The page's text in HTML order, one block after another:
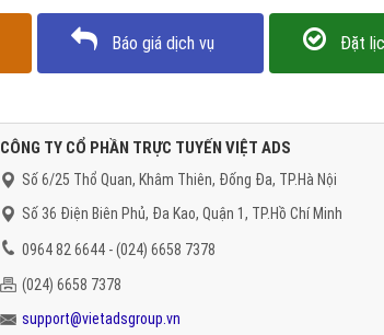
Báo giá dịch vụ Đặt
CÔNG TY CỔ PHẦN TRỰC TUYẾN VIỆT ADS
Số 6/25 Thổ Quan, Khâm Thiên, Đống Đa, TP.Hà Nội
Số 36 Điện Biên Phủ, Đa Kao, Quận 1, TP.Hồ Chí Minh
0964 82 6644 - (024) 6658 7378
(024) 6658 7378
support@vietadsgroup.vn